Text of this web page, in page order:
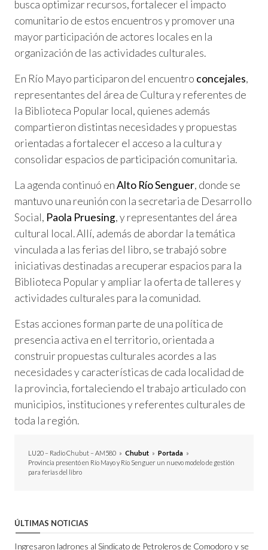
busca optimizar recursos, fortalecer el impacto
comunitario de estos encuentros y promover una
mayor participación de actores locales en la
organización de las actividades culturales.
En Río Mayo participaron del encuentro concejales,
representantes del área de Cultura y referentes de
la Biblioteca Popular local, quienes además
compartieron distintas necesidades y propuestas
orientadas a fortalecer el acceso a la cultura y
consolidar espacios de participación comunitaria.
La agenda continuó enAlto Río Senguer, donde se
mantuvo una reunión con la secretaria de Desarrollo
Social, Paola Pruesing, y representantes del área
cultural local. Allí, además de abordar la temática
vinculada a las ferias del libro, se trabajó sobre
iniciativas destinadas a recuperar espacios para la
Biblioteca Popular y ampliar la oferta de talleres y
actividades culturales para la comunidad.
Estas acciones forman parte de una política de
presencia activa en el territorio, orientada a
construir propuestas culturales acordes a las
necesidades y características de cada localidad de
la provincia, fortaleciendo el trabajo articulado con
municipios, instituciones y referentes culturales de
toda la región.
LU20 – Radio Chubut – AM580 » Chubut » Portada »
Provincia presentó en Río Mayo y Río Senguer un nuevo modelo de gestión
para ferias del libro
ÚLTIMAS NOTICIAS
Ingresaron ladrones al Sindicato de Petroleros de Comodoro y se